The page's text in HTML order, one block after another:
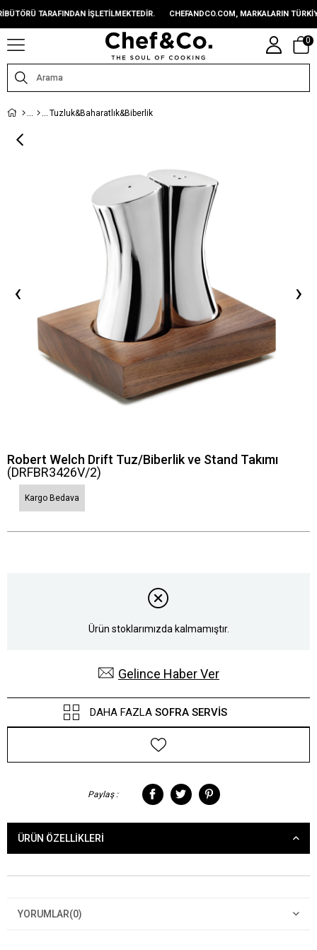
TARAFINDAN IŞLETILMEKTEDIR. CHEFANDCO.COM, MARKALARIN
0
Tuzluk&Baharatlık&Biberlik
‹ ›
Robert Welch Drift Tuz/Biberlik ve Stand Takımı
(DRFBR3426V/2)
Kargo Bedava
Ürün stoklarımızda kalmamıştır.
Gelince Haber Ver
DAHA FAZLA SOFRA SERVIS
Paylaş :
ÜRÜN ÖZELLIKLERI
YORUMLAR(0)